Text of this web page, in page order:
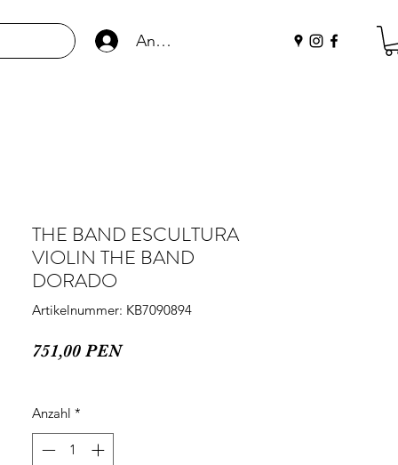
Anmelden
THE BAND ESCULTURA
VIOLIN THE BAND
DORADO
Artikelnummer: KB7090894
751,00 PENPreis
Anzahl *